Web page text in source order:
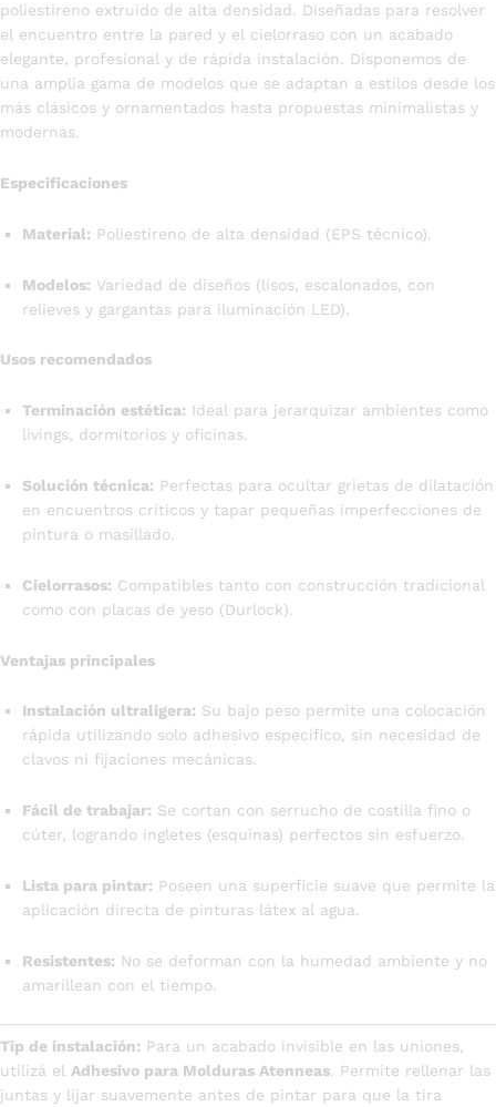
poliestireno extruido de alta densidad. Diseñadas para resolver
el encuentro entre la pared y el cielorraso con un acabado
elegante, profesional y de rápida instalación. Disponemos de
una amplia gama de modelos que se adaptan a estilos desde los
más clásicos y ornamentados hasta propuestas minimalistas y
modernas.
Especificaciones
Material: Poliestireno de alta densidad (EPS técnico).
Modelos: Variedad de diseños (lisos, escalonados, con
relieves y gargantas para iluminación LED).
Usos recomendados
Terminación estética: Ideal para jerarquizar ambientes como
livings, dormitorios y oficinas.
Solución técnica: Perfectas para ocultar grietas de dilatación
en encuentros críticos y tapar pequeñas imperfecciones de
pintura o masillado.
Cielorrasos: Compatibles tanto con construcción tradicional
como con placas de yeso (Durlock).
Ventajas principales
Instalación ultraligera: Su bajo peso permite una colocación
rápida utilizando solo adhesivo específico, sin necesidad de
clavos ni fijaciones mecánicas.
Fácil de trabajar: Se cortan con serrucho de costilla fino o
cúter, logrando ingletes (esquinas) perfectos sin esfuerzo.
Lista para pintar: Poseen una superficie suave que permite la
aplicación directa de pinturas látex al agua.
Resistentes: No se deforman con la humedad ambiente y no
amarillean con el tiempo.
Tip de instalación: Para un acabado invisible en las uniones,
utilizá el Adhesivo para Molduras Atenneas. Permite rellenar las
juntas y lijar suavemente antes de pintar para que la tira